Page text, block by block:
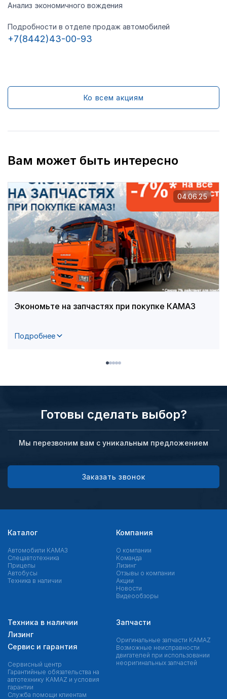
Анализ экономичного вождения
Подробности в отделе продаж автомобилей
+7(8442)43-00-93
Ко всем акциям
Вам может быть интересно
Экономьте на запчастях при покупке КАМАЗ
Подробнее
04.06.25
Готовы сделать выбор?
Мы перезвоним вам с уникальным предложением
Заказать звонок
Каталог
Автомобили КАМАЗ
Спецавтотехника
Прицепы
Автобусы
Техника в наличии
Компания
О компании
Команда
Лизинг
Отзывы о компании
Акции
Новости
Видеообзоры
Техника в наличии
Лизинг
Сервис и гарантия
Сервисный центр
Гарантийные обязательства на
автотехнику KAMAZ и условия
гарантии
Служба помощи клиентам
Запчасти
Оригинальные запчасти КAMAZ
Возможные неисправности
двигателей при использовании
неоригинальных запчастей